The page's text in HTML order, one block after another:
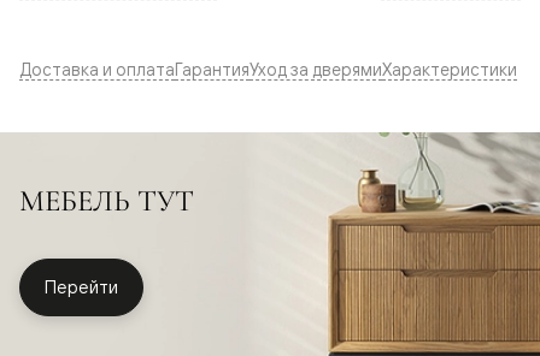
Доставка и оплатаГарантияУход за дверямиХарактеристики
МЕБЕЛЬ ТУТ
Перейти